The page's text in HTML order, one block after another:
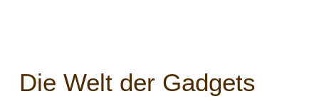
Die Welt der Gadgets